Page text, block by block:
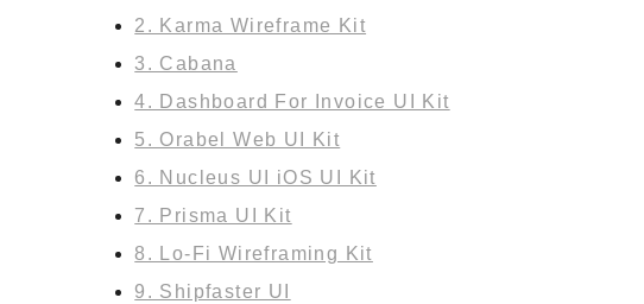
2. Karma Wireframe Kit
3. Cabana
4. Dashboard For Invoice UI Kit
5. Orabel Web UI Kit
6. Nucleus UI iOS UI Kit
7. Prisma UI Kit
8. Lo-Fi Wireframing Kit
9. Shipfaster UI